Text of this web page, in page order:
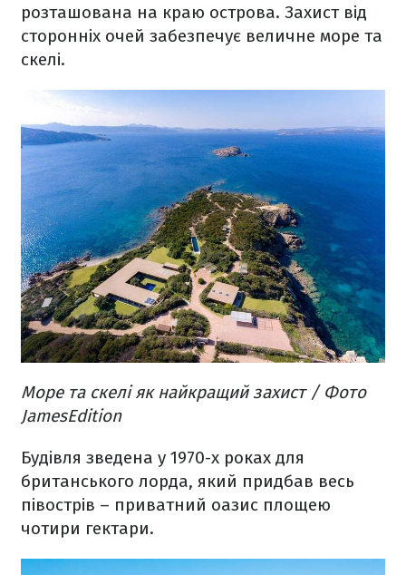
розташована на краю острова. Захист від
сторонніх очей забезпечує величне море та
скелі.
Море та скелі як найкращий захист / Фото
JamesEdition
Будівля зведена у 1970-х роках для
британського лорда, який придбав весь
півострів – приватний оазис площею
чотири гектари.